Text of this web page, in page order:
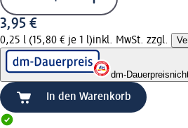
3,95 €
0,25 l (15,80 € je 1 l)inkl. MwSt. zzgl.
dm-Dauerpreis
In den Warenkorb